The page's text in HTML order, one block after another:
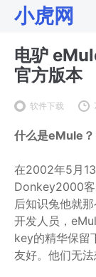
小虎网
电驴
官方版本
软件下载
什么是eMule？
在2002年5月
Donkey2000客
后知识兔他就
开发人员，
key的精华保留
友好。他们无